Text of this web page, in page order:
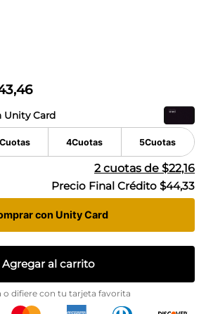
,46
Unity Card
4Cuotas 5Cuotas
2cuotas de $22,16
Precio Final Crédito $44,33
con Unity Card
Agregar al carrito
o difiere con tu tarjeta favorita